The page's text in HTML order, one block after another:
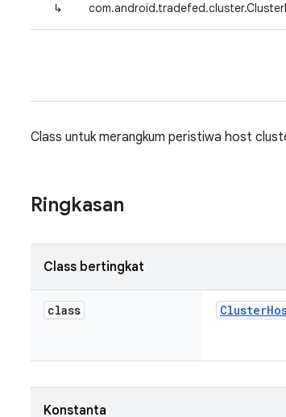
↳
Class untuk merangkum peristiwa host
Ringkasan
Class bertingkat
class Cluster
Konstanta